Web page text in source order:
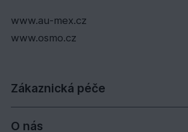
www.au-mex.cz
www.osmo.cz
Zákaznická péče
O nás